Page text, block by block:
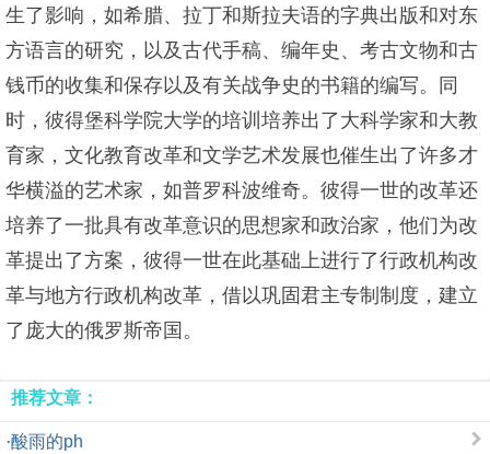
生了影响，如希腊、拉丁和斯拉夫语的字典出版和对东
方语言的研究，以及古代手稿、编年史、考古文物和古
钱币的收集和保存以及有关战争史的书籍的编写。同
时，彼得堡科学院大学的培训培养出了大科学家和大教
育家，文化教育改革和文学艺术发展也催生出了许多才
华横溢的艺术家，如普罗科波维奇。彼得一世的改革还
培养了一批具有改革意识的思想家和政治家，他们为改
革提出了方案，彼得一世在此基础上进行了行政机构改
革与地方行政机构改革，借以巩固君主专制制度，建立
了庞大的俄罗斯帝国。
推荐文章：
·酸雨的ph